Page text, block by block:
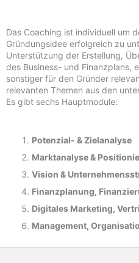
Das Coaching ist individuell um
Gründungsidee erfolgreich zu
Unterstützung der Erstellung,
des Business- und Finanzplans,
sonstiger für den Gründer
relevanten Themen aus den
Es gibt sechs Hauptmodule:
Potenzial- &Zielanalyse
Marktanalyse &
Vision &
Finanzplanung,
Digitales Marketing,
Management,